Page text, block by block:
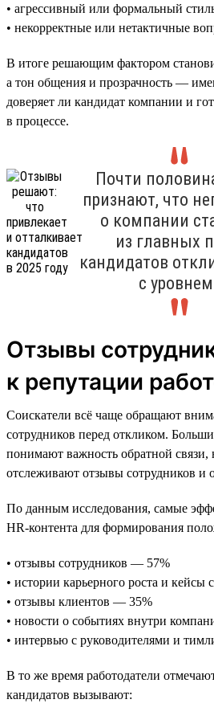
• агрессивный или формальный
• некорректные или нетактичные
В итоге решающим фактором
а тон общения и прозрачность —
доверяет ли кандидат компании и
в процессе.
Почти
признают, что
о компании
из главных
кандидатов
с
Отзывы
к репутации
Соискатели всё чаще обращают
сотрудников перед откликом.
понимают важность обратной связи,
отслеживают отзывы сотрудников и
По данным исследования, самые
HR-контента для формирования
• отзывы сотрудников — 57%
• истории карьерного роста и
• отзывы клиентов — 35%
• новости о событиях внутри
• интервью с руководителями и
В то же время работодатели
кандидатов вызывают: